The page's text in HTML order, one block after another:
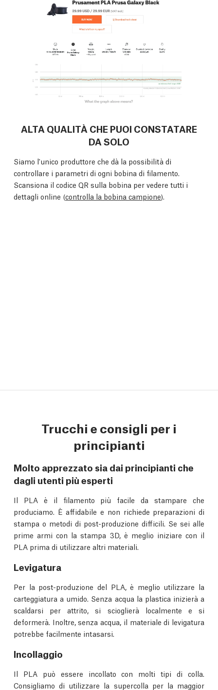
ALTA QUALITÀ CHE PUOI CONSTATARE
DA SOLO
Siamo l'unico produttore che dà la possibilità di
controllare i parametri di ogni bobina di filamento.
Scansiona il codice QR sulla bobina per vedere tutti i
dettagli online (controlla la bobina campione).
Trucchi e consigli per i
principianti
Molto apprezzato sia dai principianti che
dagli utenti più esperti
Il PLA è il filamento più facile da stampare che
produciamo. È affidabile e non richiede preparazioni di
stampa o metodi di post-produzione difficili. Se sei alle
prime armi con la stampa 3D, è meglio iniziare con il
PLA prima di utilizzare altri materiali.
Levigatura
Per la post-produzione del PLA, è meglio utilizzare la
carteggiatura a umido. Senza acqua la plastica inizierà a
scaldarsi per attrito, si scioglierà localmente e si
deformerà. Inoltre, senza acqua, il materiale di levigatura
potrebbe facilmente intasarsi.
Incollaggio
Il PLA può essere incollato con molti tipi di colla.
Consigliamo di utilizzare la supercolla per la maggior